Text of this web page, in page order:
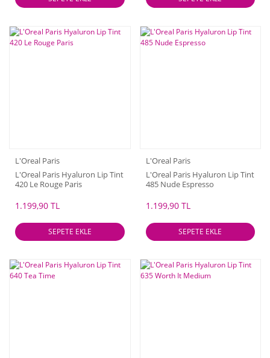
L'Oreal Paris
L'Oreal Paris Hyaluron Lip Tint
420 Le Rouge Paris
1.199,90 TL
SEPETE EKLE
L'Oreal Paris
L'Oreal Paris Hyaluron Lip Tint
485 Nude Espresso
1.199,90 TL
SEPETE EKLE